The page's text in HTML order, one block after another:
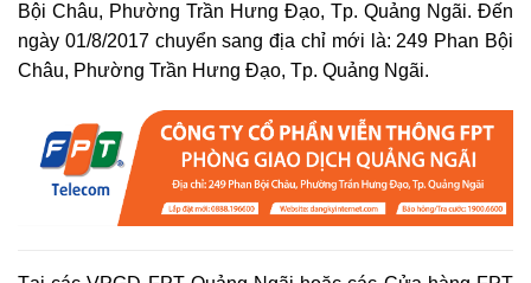
Bội Châu, Phường Trần Hưng Đạo, Tp. Quảng Ngãi. Đến
ngày 01/8/2017 chuyển sang địa chỉ mới là: 249 Phan Bội
Châu, Phường Trần Hưng Đạo, Tp. Quảng Ngãi.